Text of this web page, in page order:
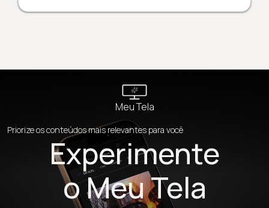
Meu Tela
Priorize os conteúdos mais relevantes para você
Experimente
o Meu Tela